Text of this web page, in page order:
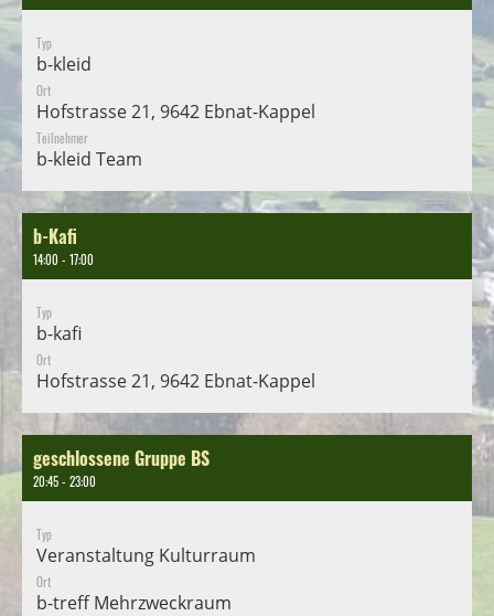
Typ
b-kleid
Ort
Hofstrasse 21, 9642 Ebnat-Kappel
Teilnehmer
b-kleid Team
b-Kafi
14:00 - 17:00
Typ
b-kafi
Ort
Hofstrasse 21, 9642 Ebnat-Kappel
geschlossene Gruppe BS
20:45 - 23:00
Typ
Veranstaltung Kulturraum
Ort
b-treff Mehrzweckraum